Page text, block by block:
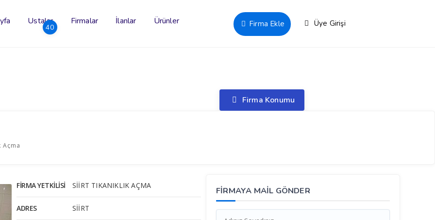
Ustalar
40
Firmalar İlanlar Ürünler Üye Girişi
Firma Ekle
Firma Konumu
Açma
FIRMA YETKILISI SİİRT TIKANIKLIK AÇMA
ADRES SİİRT
FİRMAYA MAİL GÖNDER